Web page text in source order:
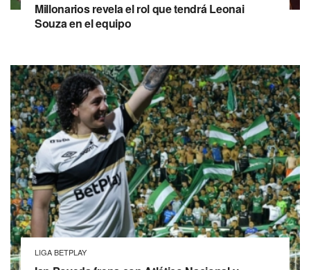
Millonarios revela el rol que tendrá Leonai
Souza en el equipo
LIGA BETPLAY